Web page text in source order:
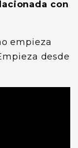
con
empieza
desde